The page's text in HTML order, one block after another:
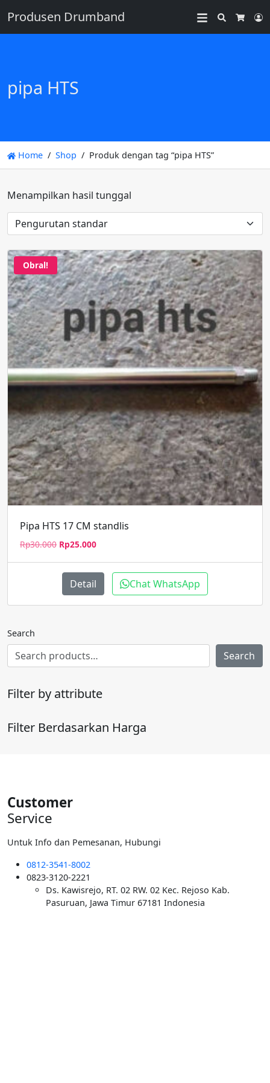
Produsen Drumband
Search
pipa HTS
Home Shop Produk dengan tag “pipa HTS”
Menampilkan hasil tunggal
Obral!
Pipa HTS 17 CM standlis
Rp30.000 Harga
Rp30.000.
Rp25.000Harga
adalah:
Rp25.000.
Detail Chat WhatsApp
Search
Search
Filter by attribute
Filter Berdasarkan Harga
Customer
Service
Untuk Info dan Pemesanan, Hubungi
0812-3541-8002
0823-3120-2221
Ds. Kawisrejo, RT. 02 RW. 02 Kec. Rejoso Kab.
Pasuruan, Jawa Timur 67181 Indonesia